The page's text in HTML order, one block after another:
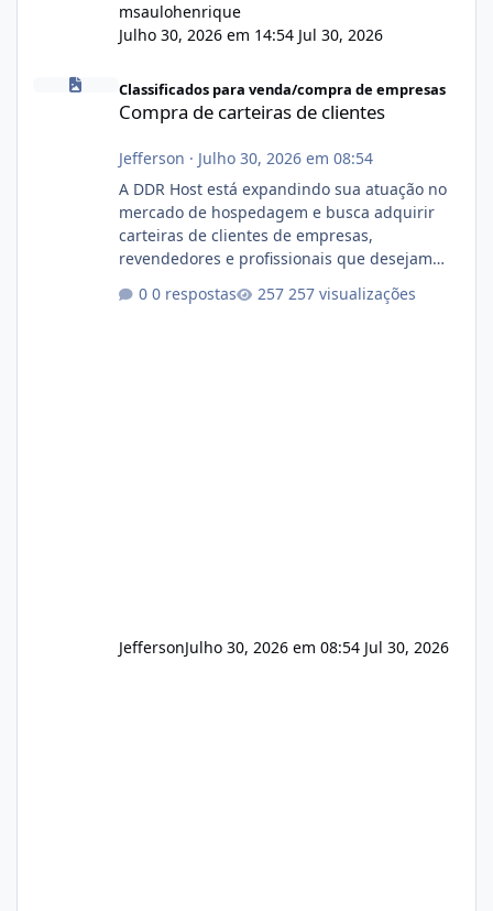
msaulohenrique
Julho 30, 2026 em 14:54 Jul 30, 2026
Compra de carteiras de clientes
Classificados para venda/compra de empresas
Compra de carteiras de clientes
Jefferson · Julho 30, 2026 em 08:54
A DDR Host está expandindo sua atuação no
mercado de hospedagem e busca adquirir
carteiras de clientes de empresas,
revendedores e profissionais que desejam
operação. Se você possui clientes ativos de
0 respostas 257 visualizações
JeffersonJulho 30, 2026 em 08:54 Jul 30, 2026